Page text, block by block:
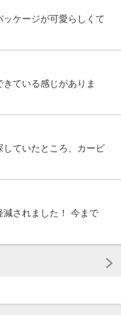
ケージが可愛らしくて
ている感じがありま
していたところ、カービ
減されました！ 今まで